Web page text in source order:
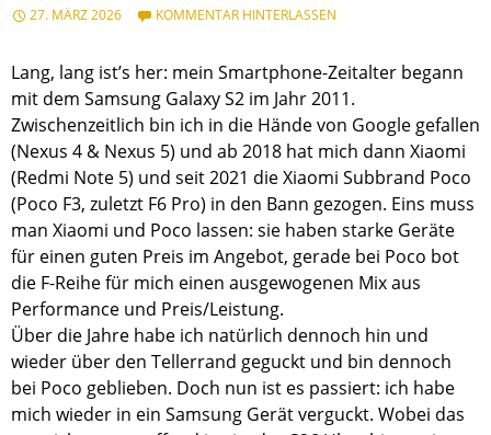
27. MÄRZ 2026 KOMMENTAR HINTERLASSEN
Lang, lang ist’s her: mein Smartphone-Zeitalter begann
mit dem Samsung Galaxy S2 im Jahr 2011.
Zwischenzeitlich bin ich in die Hände von Google gefallen
(Nexus 4 & Nexus 5) und ab 2018 hat mich dann Xiaomi
(Redmi Note 5) und seit 2021 die Xiaomi Subbrand Poco
(Poco F3, zuletzt F6 Pro) in den Bann gezogen. Eins muss
man Xiaomi und Poco lassen: sie haben starke Geräte
für einen guten Preis im Angebot, gerade bei Poco bot
die F-Reihe für mich einen ausgewogenen Mix aus
Performance und Preis/Leistung.
Über die Jahre habe ich natürlich dennoch hin und
wieder über den Tellerrand geguckt und bin dennoch
bei Poco geblieben. Doch nun ist es passiert: ich habe
mich wieder in ein Samsung Gerät verguckt. Wobei das